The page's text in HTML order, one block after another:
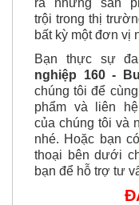
trội trong thị
bất kỳ một đơn vị
Bạn thực sự
nghiệp 160 -
chúng tôi để
phẩm và liên
của chúng tôi và
nhé. Hoặc bạn
thoại bên dưới
bạn để hỗ trợ tư